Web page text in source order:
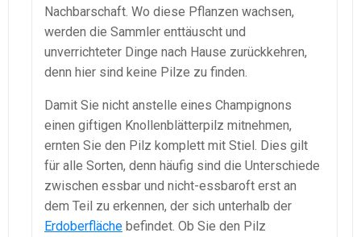
Nachbarschaft. Wo diese Pflanzen wachsen,
werden die Sammler enttäuscht und
unverrichteter Dinge nach Hause zurückkehren,
denn hier sind keine Pilze zu finden.
Damit Sie nicht anstelle eines Champignons
einen giftigen Knollenblätterpilz mitnehmen,
ernten Sie den Pilz komplett mit Stiel. Dies gilt
für alle Sorten, denn häufig sind die Unterschiede
zwischen essbar und nicht-essbaroft erst an
dem Teil zu erkennen, der sich unterhalb der
Erdoberfläche befindet. Ob Sie den Pilz